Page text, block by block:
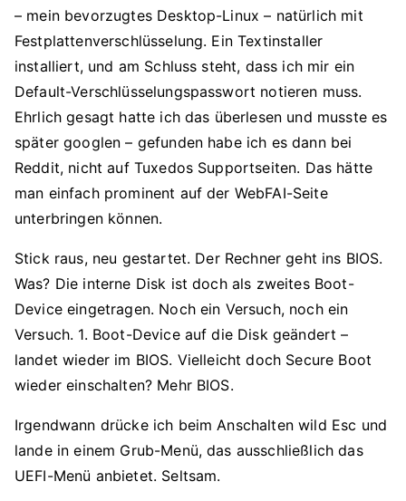
– mein bevorzugtes Desktop-Linux – natürlich mit
Festplattenverschlüsselung. Ein Textinstaller
installiert, und am Schluss steht, dass ich mir ein
Default-Verschlüsselungspasswort notieren muss.
Ehrlich gesagt hatte ich das überlesen und musste es
später googlen – gefunden habe ich es dann bei
Reddit, nicht auf Tuxedos Supportseiten. Das hätte
man einfach prominent auf der WebFAI-Seite
unterbringen können.
Stick raus, neu gestartet. Der Rechner geht ins BIOS.
Was? Die interne Disk ist doch als zweites Boot-
Device eingetragen. Noch ein Versuch, noch ein
Versuch. 1. Boot-Device auf die Disk geändert –
landet wieder im BIOS. Vielleicht doch Secure Boot
wieder einschalten? Mehr BIOS.
Irgendwann drücke ich beim Anschalten wild Esc und
lande in einem Grub-Menü, das ausschließlich das
UEFI-Menü anbietet. Seltsam.